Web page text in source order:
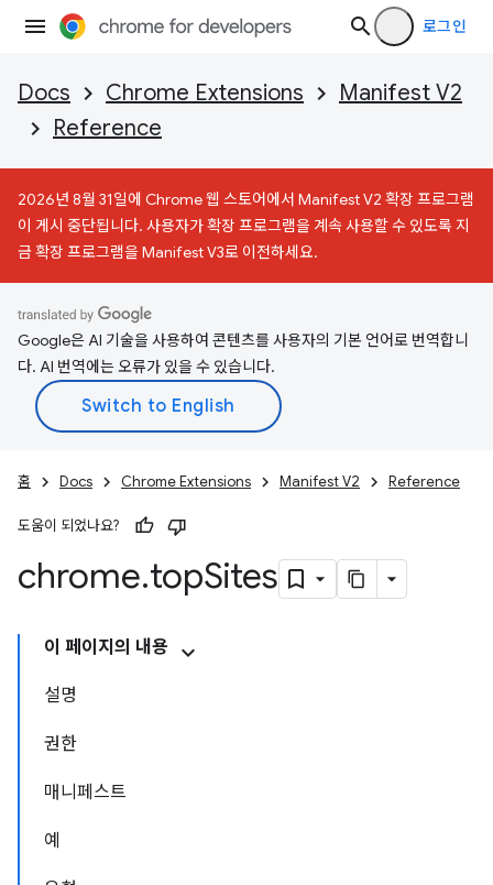
로그인
Docs Chrome Extensions
Manifest V2
Reference
2026년 8월 31일에 Chrome 웹 스토어에서 Manifest V2 확장 프로그램
이 게시 중단됩니다. 사용자가 확장 프로그램을 계속 사용할 수 있도록 지
금 확장 프로그램을 Manifest V3로 이전하세요.
Google은 AI 기술을 사용하여 콘텐츠를 사용자의 기본 언어로 번역합니
다. AI 번역에는 오류가 있을 수 있습니다.
홈 Docs Chrome Extensions Manifest V2 Reference
도움이 되었나요?
chrome.topSites
이 페이지의 내용
설명
권한
매니페스트
예